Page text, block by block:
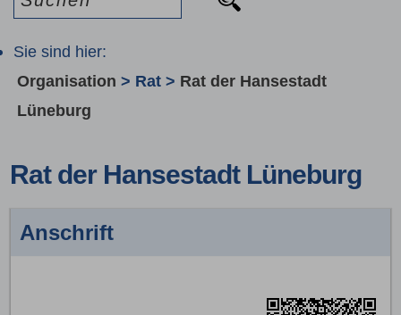
Sie sind hier:
Organisation > Rat > Rat der Hansestadt
Lüneburg
Rat der Hansestadt Lüneburg
Anschrift